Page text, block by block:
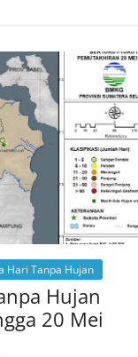
Hari Tanpa Hujan
Hujan
20 Mei